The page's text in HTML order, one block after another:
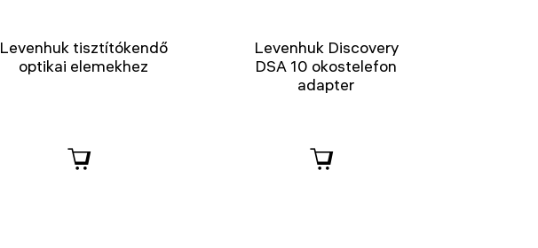
Levenhuk tisztítókendő
optikai elemekhez
Levenhuk Discovery
DSA 10 okostelefon
adapter